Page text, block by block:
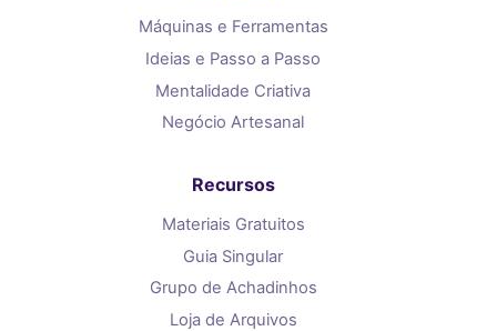
Máquinas e Ferramentas
Ideias e Passo a Passo
Mentalidade Criativa
Negócio Artesanal
Recursos
Materiais Gratuitos
Guia Singular
Grupo de Achadinhos
Loja de Arquivos